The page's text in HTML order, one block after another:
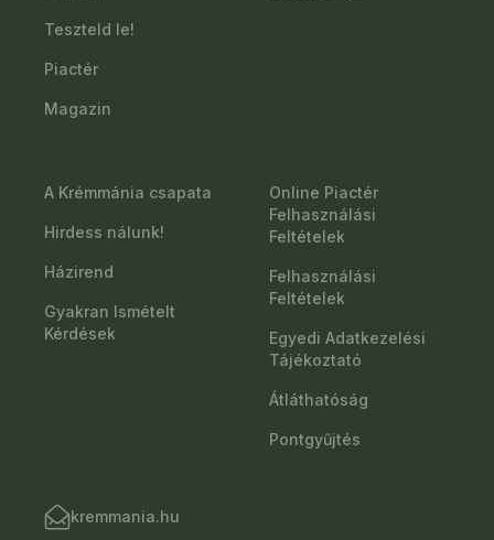
Teszteld le!
Piactér
Magazin
A Krémmánia csapata
Hirdess nálunk!
Házirend
Gyakran Ismételt
Kérdések
Online Piactér
Felhasználási
Feltételek
Felhasználási
Feltételek
Egyedi Adatkezelési
Tájékoztató
Átláthatóság
Pontgyűjtés
kremmania.hu